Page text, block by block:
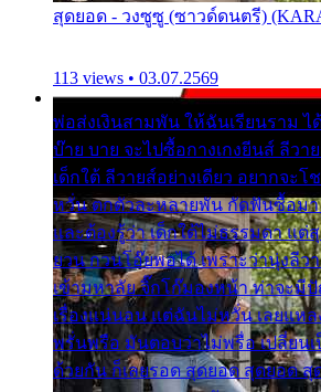
สุดยอด - วงซูซู (ซาวด์ดนตรี)
113 views • 03.07.2569
พ่อส่งเงินสามพัน ให้ฉันเรียนราม
บ๊าย บาย จะไปซื้อกางเกงยีนส์ ลีวา
เด็กใต้ ลีวายส์อย่างเดียว อยากจะโ
หวั่น ตกตัวละหลายพัน กัดฟันซื้อมา
และต้องรู้ว่า เด็กใต้ไม่ธรรมดา แต่
ยวน กวนโอ๊ยพอได้ เพราะว่านุ่งลีว
เข้ามหาลัย จิ๊กโก๊มองหน้า ท่าจะมี
เรื่องแน่นอน แต่ฉันไม่หวั่น เลยแห
พรั่นพรือ มันตอบว่าไม่พรื่อ เปลี่ยนเ
ด้วยกัน ก็เลยรอด สุดยอด สุดยอด